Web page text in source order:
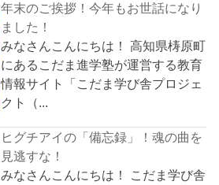
年末のご挨拶！今年もお世話になり
ました！
みなさんこんにちは！ 高知県梼原町
にあるこだま進学塾が運営する教育
情報サイト「こだま学び舎プロジェ
クト（...
ヒグチアイの「備忘録」！魂の曲を
見逃すな！
みなさんこんにちは！ こだま学び舎